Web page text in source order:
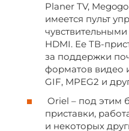
Planer TV,
имеется пульт
HDMI. Ее ТВ-
за поддержки
форматов видео
GIF, MPEG2 и
Oriel – под этим
приставки,
и некоторых